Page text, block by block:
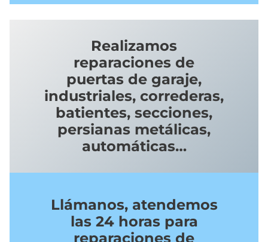
Realizamos
reparaciones de
puertas de garaje,
industriales, correderas,
batientes, secciones,
persianas metálicas,
automáticas…
Llámanos, atendemos
las 24 horas para
reparaciones de